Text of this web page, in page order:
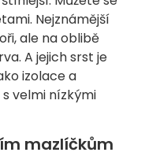
Nejznámější
ale na oblibě
A jejich srst je
izolace a
velmi nízkými
mazlíčkům